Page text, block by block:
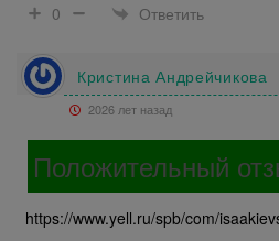
0
Ответить
Кристина Андрейчикова
2026 лет назад
Положительный
https://www.yell.ru/spb/com/